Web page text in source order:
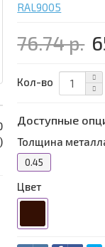
RAL9005
76.74 р.
Кол-во
Доступные
Толщина
0.45
Цвет